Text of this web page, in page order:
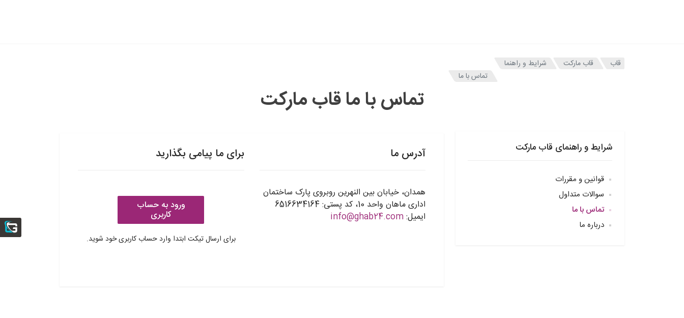
قاب قاب مارکت
شرایط و راهنما
تماس با ما
تماس با ما قاب مارکت
شرایط و راهنمای قاب مارکت
قوانین و مقررات
سوالات متداول
تماس با ما
درباره ما
آدرس ما
همدان، خیابان بین النهرین روبروی پارک ساختمان
اداری ماهان واحد 10، کد پستی: 6516634164
ایمیل:info@ghab24.com
برای ما پیامی بگذارید
ورود به حساب
کاربری
برای ارسال تیکت ابتدا وارد حساب کاربری خود شوید.